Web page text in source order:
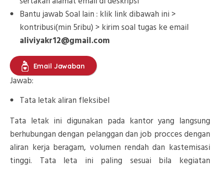
Bantu jawab Soal lain : klik link dibawah ini >
kontribusi(min 5ribu) > kirim soal tugas ke email
aliviyakr12@gmail.com
Email Jawaban
Jawab:
Tata letak aliran fleksibel
Tata letak ini digunakan pada kantor yang langsung
berhubungan dengan pelanggan dan job procces dengan
aliran kerja beragam, volumen rendah dan kastemisasi
tinggi. Tata leta ini paling sesuai bila kegiatan